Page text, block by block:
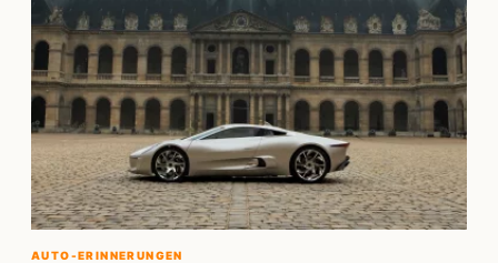
AUTO-ERINNERUNGEN